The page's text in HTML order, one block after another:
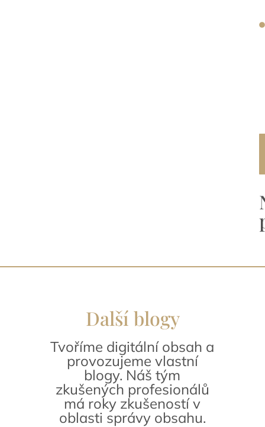
Další blogy
Tvoříme digitální obsah a
provozujeme vlastní
blogy. Náš tým
zkušených profesionálů
má roky zkušeností v
oblasti správy obsahu.